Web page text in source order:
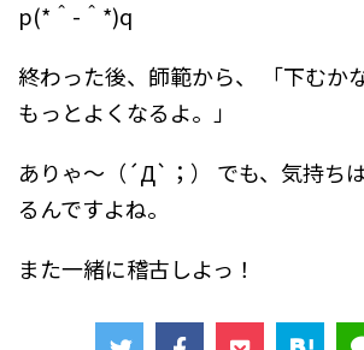
p(*＾-＾*)q
終わった後、師範から、
「下むか
もっとよくなるよ。」
ありゃ～（´Д`；）
でも、気持ち
るんですよね。
また一緒に稽古しよっ！